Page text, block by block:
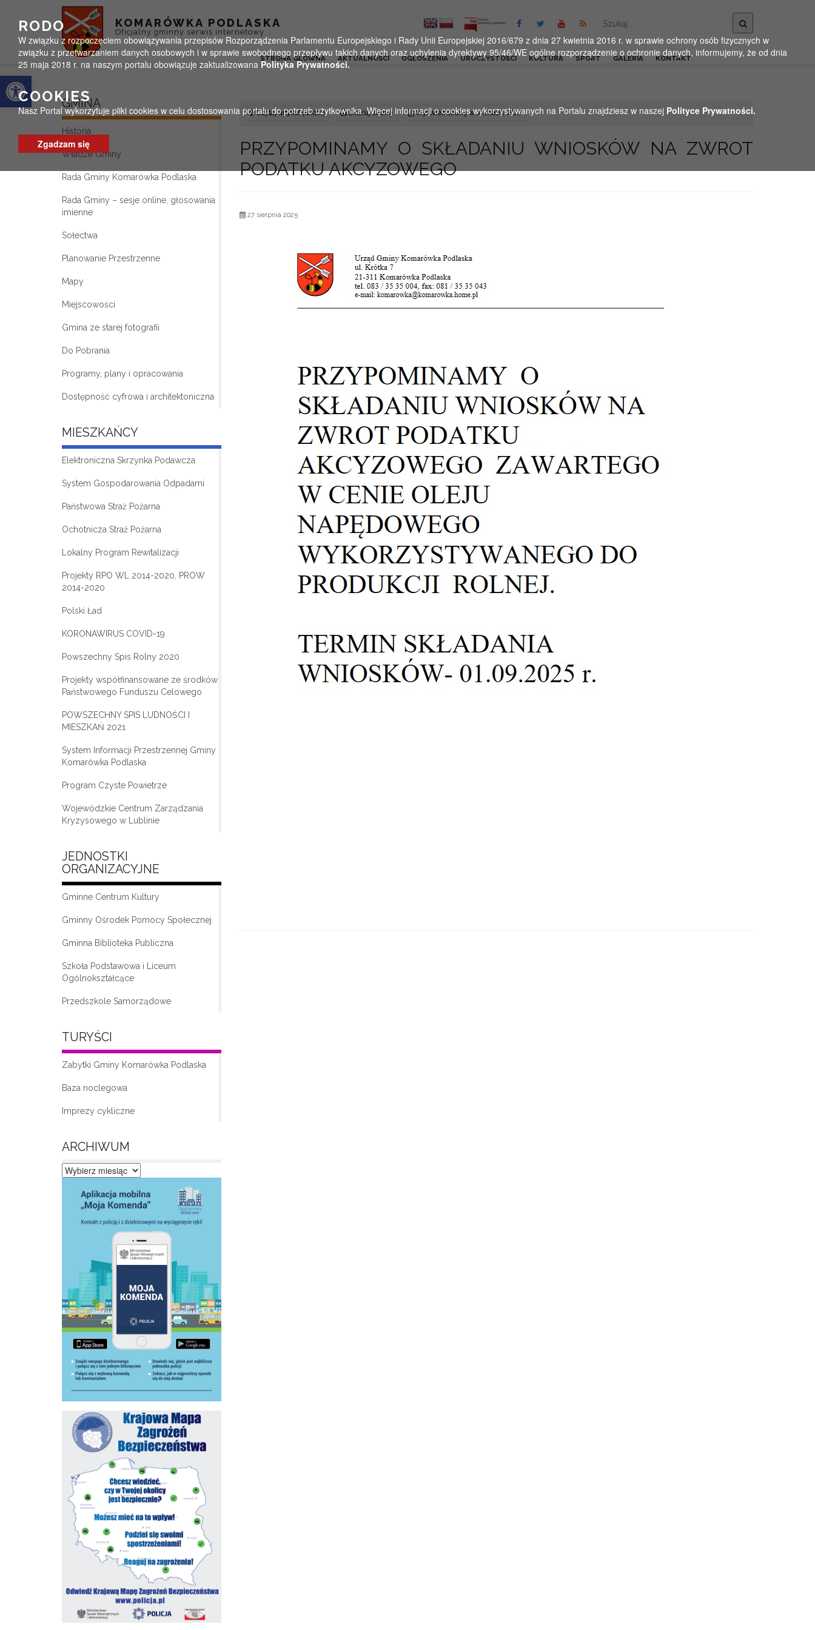
Otwórz pasek narzędzi
KOMARÓWKA PODLASKA
Oficjalny gminny serwis internetowy
Wyszukaj
STRONA GŁÓWNA AKTUALNOŚCI OGŁOSZENIA UROCZYSTOŚCI KULTURA SPORT GALERIA KONTAKT
GMINA
Historia
Władze Gminy
Rada Gminy Komarówka Podlaska
Rada Gminy – sesje online, głosowania
imienne
Sołectwa
Planowanie Przestrzenne
Mapy
Miejscowości
Gmina ze starej fotografii
Do Pobrania
Programy, plany i opracowania
Dostępność cyfrowa i architektoniczna
MIESZKAŃCY
Elektroniczna Skrzynka Podawcza
System Gospodarowania Odpadami
Państwowa Straż Pożarna
Ochotnicza Straż Pożarna
Lokalny Program Rewitalizacji
Projekty RPO WL 2014-2020, PROW
2014-2020
Polski Ład
KORONAWIRUS COVID-19
Powszechny Spis Rolny 2020
Projekty współfinansowane ze środków
Państwowego Funduszu Celowego
POWSZECHNY SPIS LUDNOŚCI I
MIESZKAŃ 2021
System Informacji Przestrzennej Gminy
Komarówka Podlaska
Program Czyste Powietrze
Wojewódzkie Centrum Zarządzania
Kryzysowego w Lublinie
JEDNOSTKI
ORGANIZACYJNE
Gminne Centrum Kultury
Gminny Ośrodek Pomocy Społecznej
„Moda na seniora – klub seniora w
Gminna Biblioteka Publiczna
Szkoła Podstawowa i Liceum
Ogólnokształcące
Przedszkole Samorządowe
TURYŚCI
Zabytki Gminy Komarówka Podlaska
Baza noclegowa
Imprezy cykliczne
ARCHIWUM
Archiwum
Czytaj artykuł (lektor) Drukuj stronę Wyświetl stronę w formacie PDF
PRZYPOMINAMY O SKŁADANIU WNIOSKÓW NA ZWROT
PODATKU AKCYZOWEGO
27 sierpnia 2025
RODO
W związku z rozpoczęciem obowiązywania przepisów Rozporządzenia Parlamentu Europejskiego i Rady Unii Europejskiej 2016/679 z dnia 27 kwietnia 2016 r. w sprawie ochrony osób fizycznych w
związku z przetwarzaniem danych osobowych i w sprawie swobodnego przepływu takich danych oraz uchylenia dyrektywy 95/46/WE ogólne rozporządzenie o ochronie danych, informujemy, że od dnia
25 maja 2018 r. na naszym portalu obowiązuje zaktualizowana Polityka Prywatności.
COOKIES
Nasz Portal wykorzytuje pliki cookies w celu dostosowania portalu do potrzeb użytkownika. Więcej informacji o cookies wykorzystywanych na Portalu znajdziesz w naszej Polityce Prywatności.
Zgadzam się